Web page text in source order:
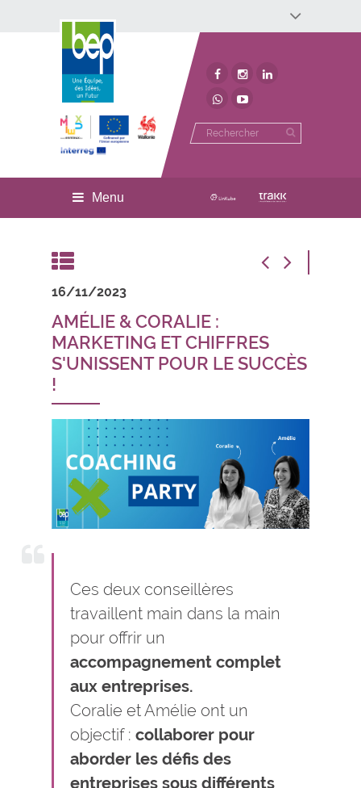
Développement économique
Développement territorial
Menu
16/11/2023
AMÉLIE & CORALIE :
MARKETING ET CHIFFRES
S'UNISSENT POUR LE SUCCÈS
!
Ces deux conseillères
travaillent main dans la main
pour offrir un
accompagnement complet
aux entreprises.
Coralie et Amélie ont un
objectif : collaborer pour
aborder les défis des
entreprises sous différents